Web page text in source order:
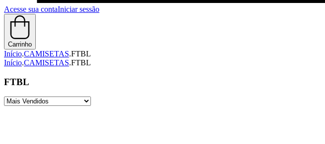
Acesse sua contaIniciar sessão
Carrinho
Início.CAMISETAS.FTBL
Início.CAMISETAS.FTBL
FTBL